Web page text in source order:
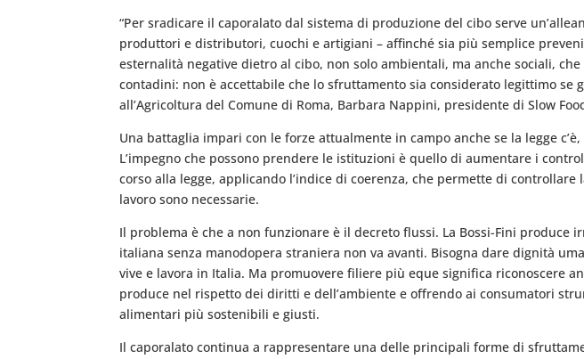
“Per sradicare il caporalato dal sistema di produzione del cibo serve
produttori e distributori, cuochi e artigiani – affinché sia più semplice
esternalità negative dietro al cibo, non solo ambientali, ma anche sociali,
contadini: non è accettabile che lo sfruttamento sia considerato legittimo se
all’Agricoltura del Comune di Roma, Barbara Nappini, presidente di Slow
Una battaglia impari con le forze attualmente in campo anche se la legge
L’impegno che possono prendere le istituzioni è quello di aumentare i
corso alla legge, applicando l’indice di coerenza, che permette di
lavoro sono necessarie.
Il problema è che a non funzionare è il decreto flussi. La Bossi-Fini
italiana senza manodopera straniera non va avanti. Bisogna dare dignità
vive e lavora in Italia. Ma promuovere filiere più eque significa riconoscere
produce nel rispetto dei diritti e dell’ambiente e offrendo ai consumatori
alimentari più sostenibili e giusti.
Il caporalato continua a rappresentare una delle principali forme di